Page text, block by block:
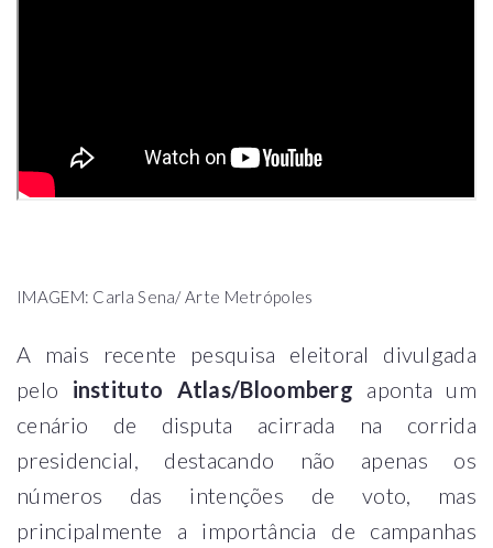
IMAGEM: Carla Sena/ Arte Metrópoles
A mais recente pesquisa eleitoral divulgada
pelo instituto Atlas/Bloomberg aponta um
cenário de disputa acirrada na corrida
presidencial, destacando não apenas os
números das intenções de voto, mas
principalmente a importância de campanhas